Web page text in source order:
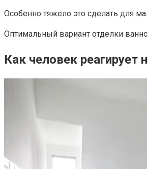
Особенно тяжело это сделать для
Оптимальный вариант отделки
Как человек реагирует